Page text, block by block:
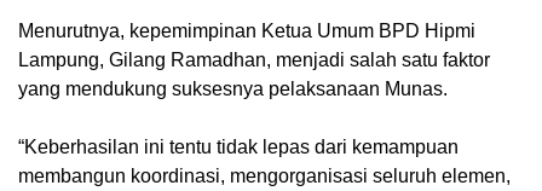
Menurutnya, kepemimpinan Ketua Umum BPD Hipmi
Lampung, Gilang Ramadhan, menjadi salah satu faktor
yang mendukung suksesnya pelaksanaan Munas.
“Keberhasilan ini tentu tidak lepas dari kemampuan
membangun koordinasi, mengorganisasi seluruh elemen,